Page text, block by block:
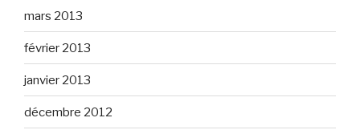
mars 2013
février 2013
janvier 2013
décembre 2012